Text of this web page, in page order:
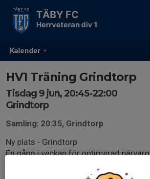
Kalender
TÄBY FC
Herrveteran div 1
HV1 Träning Grindtorp
Tisdag 9 jun, 20:45-22:00
Grindtorp
Samling: 20:35, Grindtorp
Ny plats - Grindtorp
En gång i veckan för optimerad närvaro